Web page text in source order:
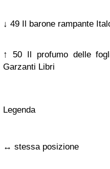
↓ 49 Il barone rampante
↑ 50 Il profumo delle
Garzanti Libri
Legenda
↔ stessa posizione